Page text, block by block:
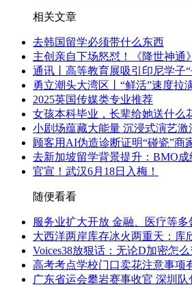
相关文章
去韩国留学必须带什么东西
主创亲自下场怒怼！《降世神通
通讯丨高等教育展吸引印尼学子
勇立潮头大湾区丨“鲜活”速度拉
2025英国传媒类专业推荐
女孩本科毕业，长辈给她送什么
小剧场蕴藏大能量 沉浸式演艺激
顾客用AI伪造诊断证明“碰瓷”商
去新加坡留学背景提升：BMO
官宣！武汉6月18日入梅！
随便看看
服务业扩大开放 金融、医疗等
大西洋两岸库存冰火两重天：库
Voices38放狠话：无论D加密怎
高考考点学校门口卖花注意事项
广东省运会攀岩赛事收官 深圳